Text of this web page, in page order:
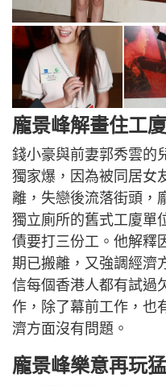
龐景峰解畫住工
錢小豪與前妻郭秀雲的
獨家爆，因為被同居女
離，失戀後流落街頭，
獨立廁所的舊式工廈單
債要打三份工。他解釋
期已搬離，又強調經濟
信每個香港人都有試過
作，除了幕前工作，也
濟方面沒有問題。
龐景峰樂意再玩